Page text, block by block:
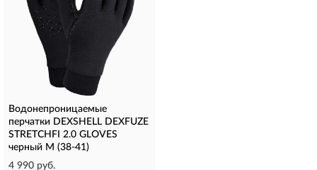
Водонепроницаемые
перчатки DEXSHELL DEXFUZE
STRETCHFI 2.0 GLOVES
черный M (38-41)
4 990 руб.